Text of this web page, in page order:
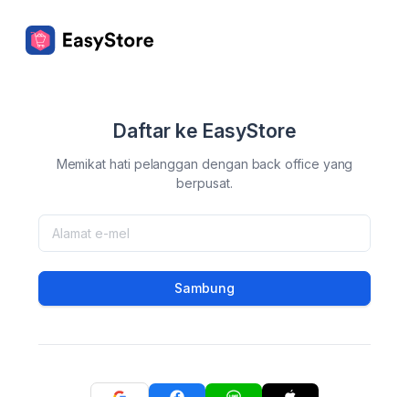
Daftar ke EasyStore
Memikat hati pelanggan dengan back office yang
berpusat.
Sambung